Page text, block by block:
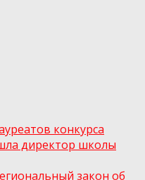
конкурса
директор школы
закон об